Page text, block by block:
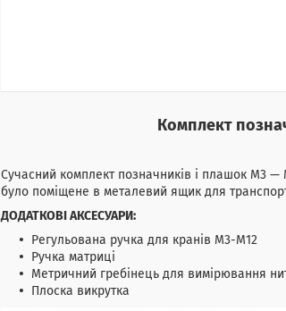
Комплект
Сучасний комплект позначників і плашок М3 —
було поміщене в металевий ящик для
ДОДАТКОВІ АКСЕСУАРИ:
Регульована ручка для кранів M3-M12
Ручка матриці
Метричний гребінець для вимірювання
Плоска викрутка